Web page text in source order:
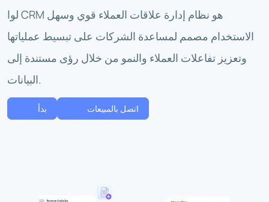
لوا CRM هو نظام إدارة علاقات العملاء قوي وسهل
الاستخدام مصمم لمساعدة الشركات على تبسيط عملياتها
وتعزيز تفاعلات العملاء والنمو من خلال رؤى مستندة إلى
البيانات.
بدأ اتصل بالمبيعات